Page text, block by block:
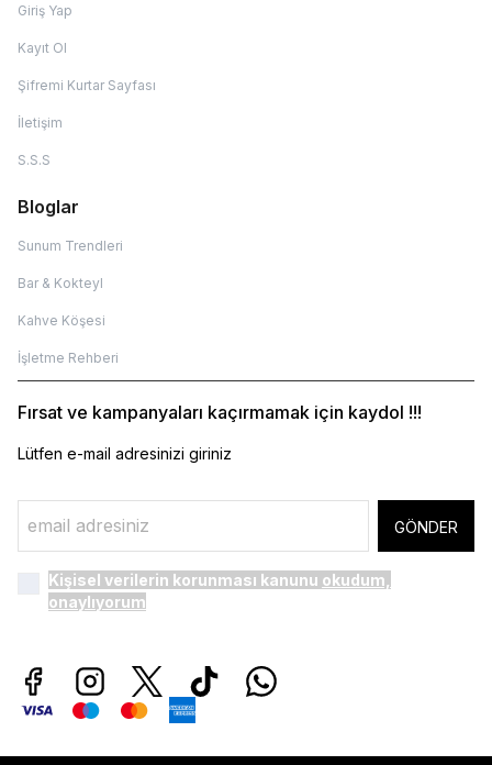
Giriş Yap
Kayıt Ol
Şifremi Kurtar Sayfası
İletişim
S.S.S
Bloglar
Sunum Trendleri
Bar & Kokteyl
Kahve Köşesi
İşletme Rehberi
Fırsat ve kampanyaları kaçırmamak için kaydol !!!
Lütfen e-mail adresinizi giriniz
GÖNDER
Kişisel verilerin korunması kanunu okudum,
onaylıyorum